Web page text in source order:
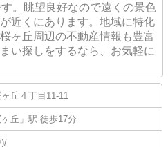
。眺望良好なので遠くの景色
近くにあります。地域に特化
ヶ丘周辺の不動産情報も豊富
い探しをするなら、お気軽に
丘 ４丁目11-11
丘 」駅 徒歩17分